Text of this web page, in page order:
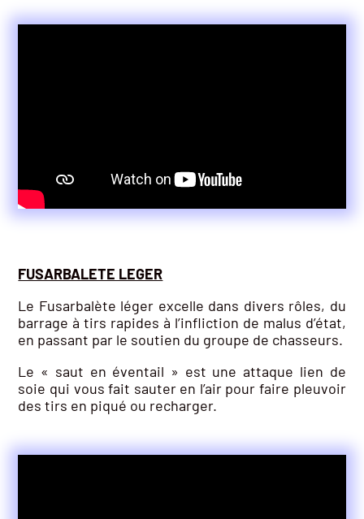
FUSARBALETE LEGER
Le Fusarbalète léger excelle dans divers rôles, du
barrage à tirs rapides à l’infliction de malus d’état,
en passant par le soutien du groupe de chasseurs.
Le « saut en éventail » est une attaque lien de
soie qui vous fait sauter en l’air pour faire pleuvoir
des tirs en piqué ou recharger.